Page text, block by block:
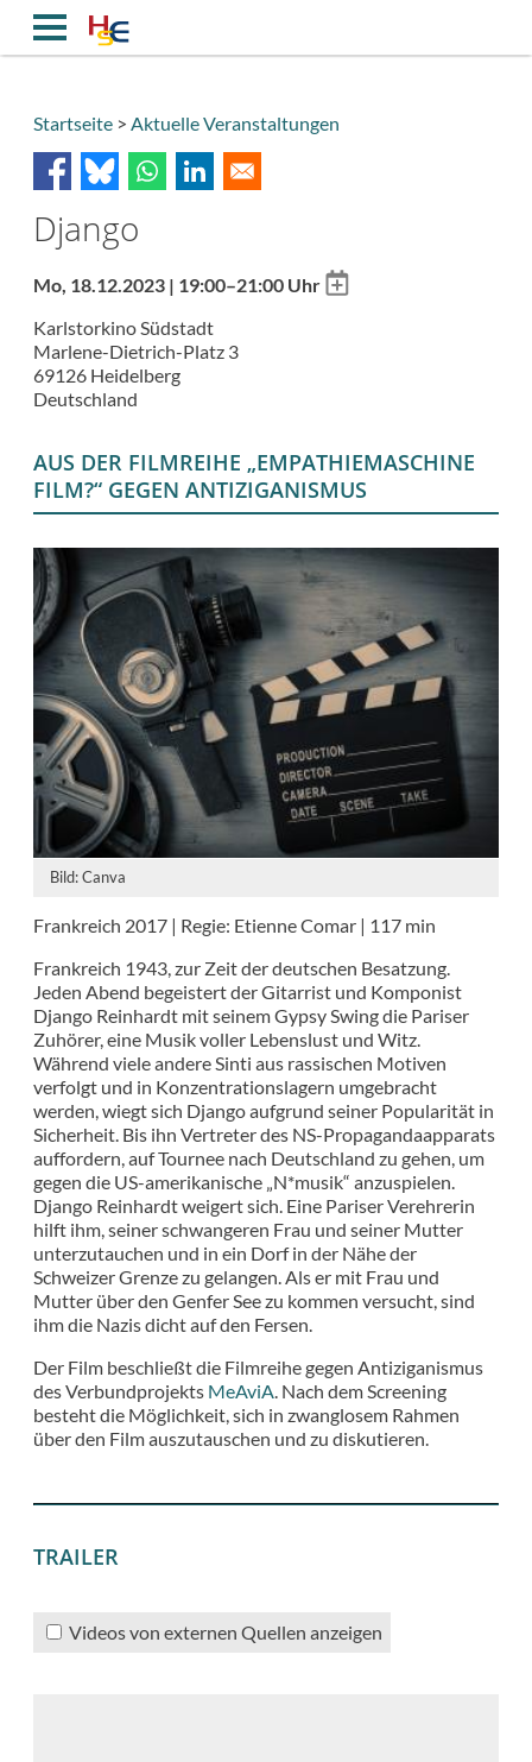
Inhalt
Breadcrumb
Startseite Aktuelle Veranstaltungen
Django
Mo, 18.12.2023 | 19:00–21:00 Uhr Add
Karlstorkino Südstadt
Marlene-Dietrich-Platz 3
69126 Heidelberg
Deutschland
AUS DER FILMREIHE „EMPATHIEMASCHINE
FILM?“ GEGEN ANTIZIGANISMUS
Bild: Canva
Frankreich 2017 | Regie: Etienne Comar | 117 min
Frankreich 1943, zur Zeit der deutschen Besatzung.
Jeden Abend begeistert der Gitarrist und Komponist
Django Reinhardt mit seinem Gypsy Swing die Pariser
Zuhörer, eine Musik voller Lebenslust und Witz.
Während viele andere Sinti aus rassischen Motiven
verfolgt und in Konzentrationslagern umgebracht
werden, wiegt sich Django aufgrund seiner Popularität in
Sicherheit. Bis ihn Vertreter des NS-Propagandaapparats
auffordern, auf Tournee nach Deutschland zu gehen, um
gegen die US-amerikanische „N*musik“ anzuspielen.
Django Reinhardt weigert sich. Eine Pariser Verehrerin
hilft ihm, seiner schwangeren Frau und seiner Mutter
unterzutauchen und in ein Dorf in der Nähe der
Schweizer Grenze zu gelangen. Als er mit Frau und
Mutter über den Genfer See zu kommen versucht, sind
ihm die Nazis dicht auf den Fersen.
Der Film beschließt die Filmreihe gegen Antiziganismus
des Verbundprojekts MeAviA. Nach dem Screening
besteht die Möglichkeit, sich in zwanglosem Rahmen
über den Film auszutauschen und zu diskutieren.
TRAILER
Videos von externen Quellen anzeigen